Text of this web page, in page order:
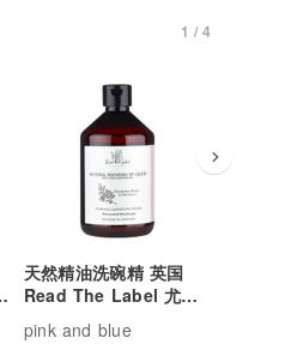
1 / 4
天然精油洗碗精 英国
Read The Label 尤加
利天竺葵 500ml
pink and blue